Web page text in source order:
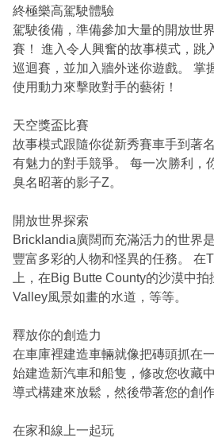
終極樂高駕駛體驗
駕駛後備，準備參加大量的開放世
賽！ 進入令人興奮的故事模式，跳
巡迴賽，並加入牆外迷你遊戲。 掌
使用動力來擊敗對手的藝術！
天空獎盃比賽
故事模式跟隨你從新秀賽車手到著
有魅力的對手競爭。 每一次勝利，
臭名昭著的影子Z。
開放世界探索
Bricklandia廣闊而充滿活力的世界
豐富多彩的人物和怪異的任務。 在
上，在Big Butte County的沙漠中
Valley風景如畫的水道，等等。
釋放你的創造力
在車庫裡建造車輛就像把磚頭抓在
始建造新汽車和船隻，修改您收藏
導式構建來放鬆，然後帶著您的創
在家和線上一起玩